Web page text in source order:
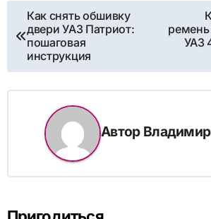
Навигация
по
записям
Как снять обшивку
двери УАЗ Патриот:
пошаговая
инструкция
ремень
УАЗ
Автор